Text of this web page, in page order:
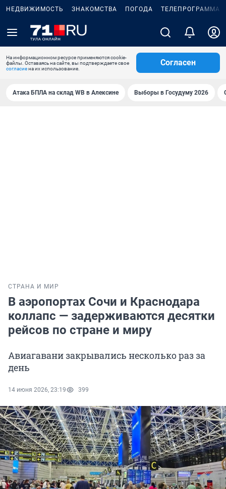
НЕДВИЖИМОСТЬ ЗНАКОМСТВА ПОГОДА ТЕЛЕПРОГРАММА
На информационном ресурсе применяются cookie-
файлы. Оставаясь на сайте, вы подтверждаете свое
согласиена их использование.
Согласен
Атака БПЛА на склад WB в Алексине Выборы в Госудуму 2026
СТРАНА И МИР
В аэропортах Сочи и Краснодара
коллапс — задерживаются десятки
рейсов по стране и миру
Авиагавани закрывались несколько раз за
день
14 июня 2026, 23:19 399